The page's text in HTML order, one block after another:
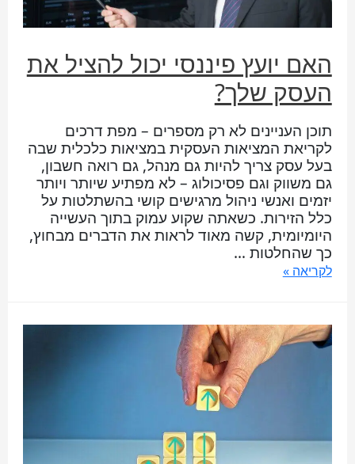
האם יועץ פיננסי יכול להציל את
העסק שלך?
תוכן העניינים לא רק מספרים – מפת דרכים
לקריאת המציאות העסקית במציאות כלכלית שבה
בעל עסק צריך להיות גם מנהל, גם רואה חשבון,
גם משווק וגם פסיכולוג – לא מפתיע שיותר ויותר
יזמים ואנשי ניהול מרגישים קושי בהשתלטות על
כלל הזירות. כשאתה שקוע עמוק בתוך העשייה
היומיומית, קשה מאוד לראות את הדברים מבחוץ,
כך שהחלטות …
לקריאה »